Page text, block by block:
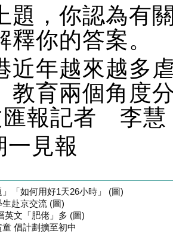
題，你認為有
釋你的答案。
近年越來越多
教育兩個角度
匯報記者 李慧
一見報
「如何用好1天26小時」 (圖)
赴京交流 (圖)
英文「肥佬」多 (圖)
倡計劃擴至初中